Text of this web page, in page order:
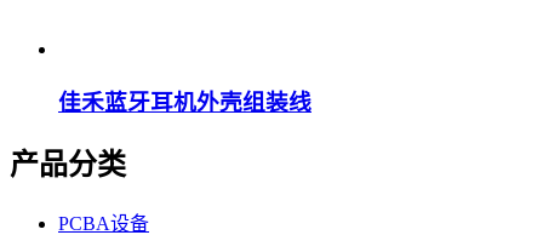
佳禾蓝牙耳机外壳组装线
产品分类
PCBA设备